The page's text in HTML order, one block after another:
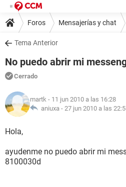
Foros Mensajerías y chat
Tema Anterior
No puedo abrir mi
Cerrado
martk - 11 jun 2010 a las 16:28
aniuxa - 27 jun 2010 a las
Hola,
ayudenme no puedo abrir mi
8100030d